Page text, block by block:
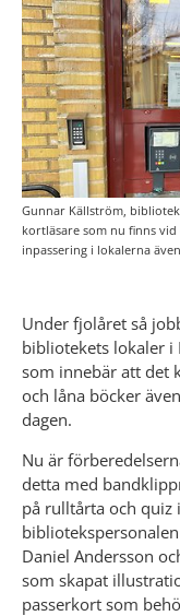
Gunnar Källström,
kortläsare som nu finns
inpassering i lokalerna
Under fjolåret så
bibliotekets lokaler i
som innebär att det
och låna böcker
dagen.
Nu är
detta med
på rulltårta och quiz
Daniel Andersson
som skapat
passerkort som